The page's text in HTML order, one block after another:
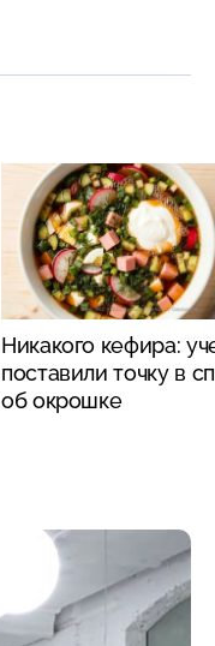
Никакого кефира:
поставили точку в
об окрошке